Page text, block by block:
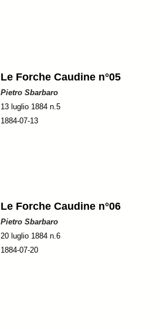
Le Forche Caudine n°05
Pietro Sbarbaro
13 luglio 1884 n.5
1884-07-13
Le Forche Caudine n°06
Pietro Sbarbaro
20 luglio 1884 n.6
1884-07-20